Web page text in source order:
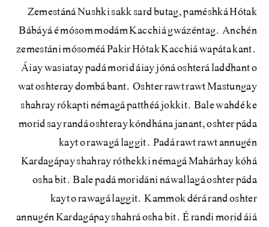
Zemestáná Nushki sakk sard butag, paméshká Hótak
Bábáyá é mósom modám Kacchiá gwázéntag. Anchén
zemestáni mósoméá Pakir Hótak Kacchiá wapáta kant.
Áiay wasiatay padá morid áiay jóná oshterá laddhant o
wat oshteray dombá bant. Oshter rawt rawt Mastungay
shahray rókapti némagá patthéá jokkit. Bale wahdé ke
morid say randá oshteray kóndhána janant, oshter páda
kayt o rawagá laggit. Padá rawt rawt annugén
Kardagápay shahray róthekki némagá Mahárhay kóhá
osha bit. Bale padá moridáni náwallagá oshter páda
kayt o rawagá laggit. Kammok dérá rand oshter
annugén Kardagápay shahrá osha bit. É randi morid áiá